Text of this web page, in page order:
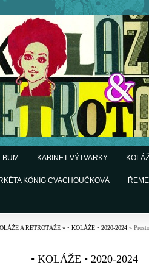
KABINET VÝTVARKY
KÖNIG CVACHOUČKOVÁ
A RETROTÁŽE » • KOLÁŽE • 2020-2024 »
• KOLÁŽE • 2020-2024